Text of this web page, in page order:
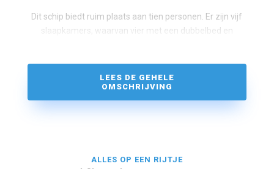
Dit schip biedt ruim plaats aan tien personen. Er zijn vijf
slaapkamers, waarvan vier met een dubbelbed en
In het achterschip is ook een ruime douche en een apart
toilet aanwezig bij de overige drie slaapkamers.
Daar vindt ook een grote extra kast op de gang. In de
stuurboordzijde gesitueerd. Het enorme achterdek,
LEES DE GEHELE
OMSCHRIJVING
ALLES OP EEN RIJTJE